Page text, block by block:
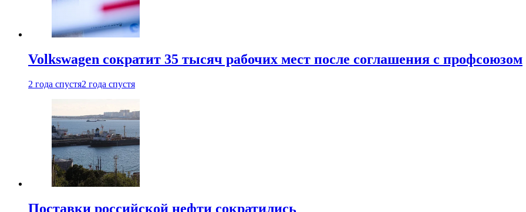
Volkswagen сократит 35 тысяч рабочих мест после соглашения с профсоюзом
2 года спустя2 года спустя
Поставки российской нефти сократились